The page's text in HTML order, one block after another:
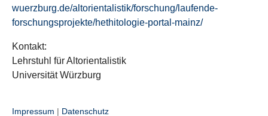
wuerzburg.de/altorientalistik/forschung/laufende-
forschungsprojekte/hethitologie-portal-mainz/
Kontakt:
Lehrstuhl für Altorientalistik
Universität Würzburg
Impressum | Datenschutz